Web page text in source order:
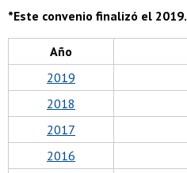
*Este convenio finalizó el 2019.
Año
2019
2018
2017
2016